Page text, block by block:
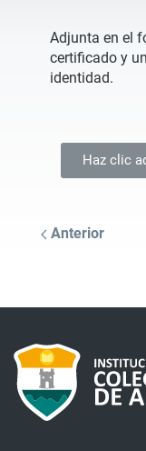
Adjunta en el
certificado y
identidad.
Haz clic
Anterior